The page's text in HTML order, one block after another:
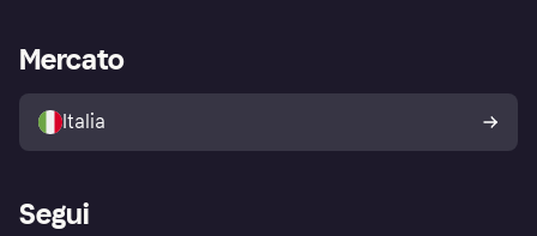
Esplora i negozi
Politica di protezione
dell'acquirente Klarna
Accesso aziende
Mercato
Italia
Segui